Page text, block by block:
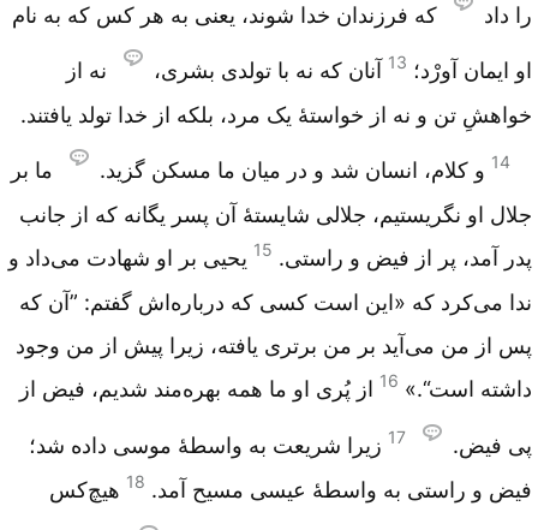
را داد که فرزندان خدا شوند، یعنی به هر کس که به نام
او ایمان آورْد؛ 13 آنان که نه با تولدی بشری،
نه از
خواهشِ تن و نه از خواستۀ یک مرد، بلکه از خدا تولد یافتند.
14 و کلام، انسان شد و در میان ما مسکن گزید.
ما بر
جلال او نگریستیم، جلالی شایستۀ آن پسر یگانه که از جانب
پدر آمد، پر از فیض و راستی. 15 یحیی بر او شهادت می‌داد و
ندا می‌کرد که «این است کسی که درباره‌اش گفتم: ”آن که
پس از من می‌آید بر من برتری یافته، زیرا پیش از من وجود
داشته است“.» 16 از پُری او ما همه بهره‌مند شدیم، فیض از
پی فیض. 17 زیرا شریعت به واسطۀ موسی داده شد؛
فیض و راستی به واسطۀ عیسی مسیح آمد. 18 هیچ‌کس